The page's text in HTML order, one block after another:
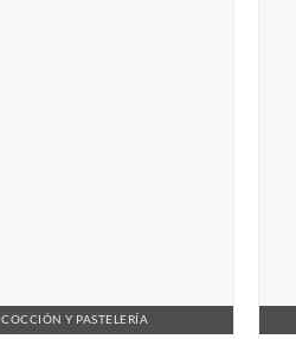
COCCIÓN Y PASTELERÍA